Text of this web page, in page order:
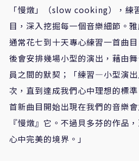
「慢燉」（slow cooking），練
目，深入挖掘每一個音樂細節。
通常花七到十天專心練習一首曲
後會安排幾場小型的演出，藉由
員之間的默契；「練習—小型演
次，直到達成我們心中理想的標
首新曲目開始出現在我們的音樂
『慢燉』它。不過貝多芬的作品
心中完美的境界。」